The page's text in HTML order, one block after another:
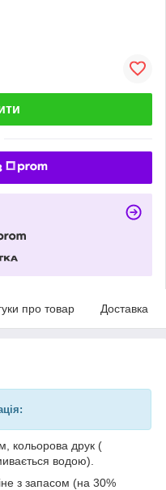
про товар Доставка
кольорова друк (
водою).
з запасом (на 30%